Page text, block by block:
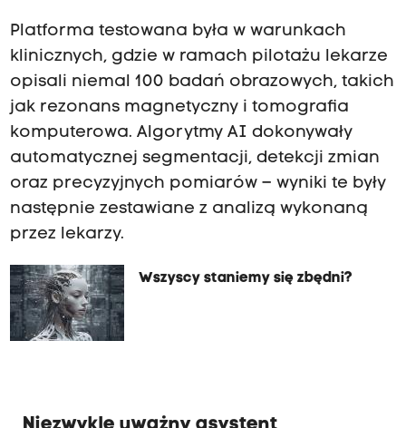
Platforma testowana była w warunkach
klinicznych, gdzie w ramach pilotażu lekarze
opisali niemal 100 badań obrazowych, takich
jak rezonans magnetyczny i tomografia
komputerowa. Algorytmy AI dokonywały
automatycznej segmentacji, detekcji zmian
oraz precyzyjnych pomiarów – wyniki te były
następnie zestawiane z analizą wykonaną
przez lekarzy.
Wszyscy staniemy się zbędni?